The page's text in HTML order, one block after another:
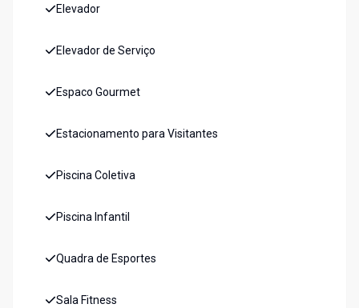
Elevador
Elevador de Serviço
Espaco Gourmet
Estacionamento para Visitantes
Piscina Coletiva
Piscina Infantil
Quadra de Esportes
Sala Fitness